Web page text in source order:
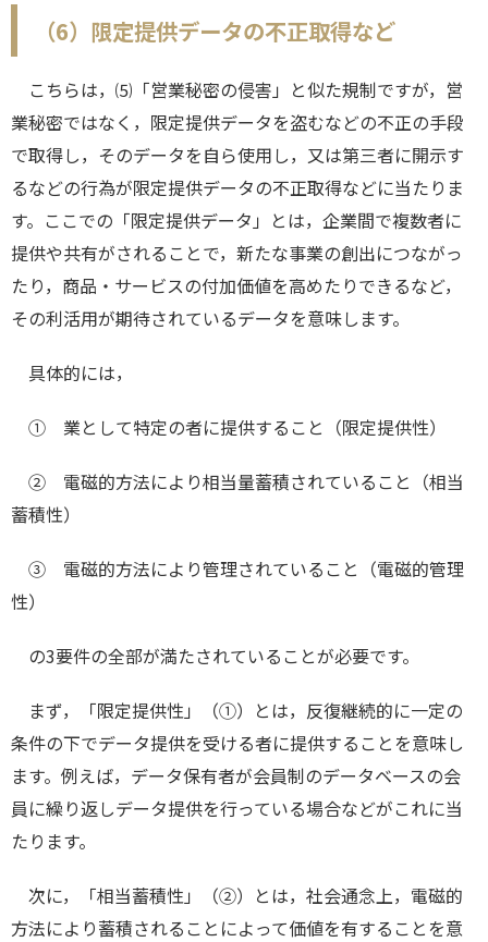
（6）限定提供データの不正取得など
こちらは，⑸「営業秘密の侵害」と似た規制ですが，営
業秘密ではなく，限定提供データを盗むなどの不正の手段
で取得し，そのデータを自ら使用し，又は第三者に開示す
るなどの行為が限定提供データの不正取得などに当たりま
す。ここでの「限定提供データ」とは，企業間で複数者に
提供や共有がされることで，新たな事業の創出につながっ
たり，商品・サービスの付加価値を高めたりできるなど，
その利活用が期待されているデータを意味します。
具体的には，
① 業として特定の者に提供すること（限定提供性）
② 電磁的方法により相当量蓄積されていること（相当
蓄積性）
③ 電磁的方法により管理されていること（電磁的管理
性）
の3要件の全部が満たされていることが必要です。
まず，「限定提供性」（①）とは，反復継続的に一定の
条件の下でデータ提供を受ける者に提供することを意味し
ます。例えば，データ保有者が会員制のデータベースの会
員に繰り返しデータ提供を行っている場合などがこれに当
たります。
次に，「相当蓄積性」（②）とは，社会通念上，電磁的
方法により蓄積されることによって価値を有することを意